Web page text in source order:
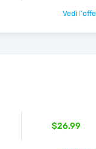
Vedi
$26.99